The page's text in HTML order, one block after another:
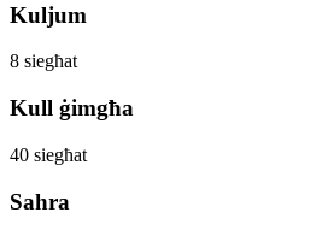
Kuljum
8 siegħat
Kull ġimgħa
40 siegħat
Sahra